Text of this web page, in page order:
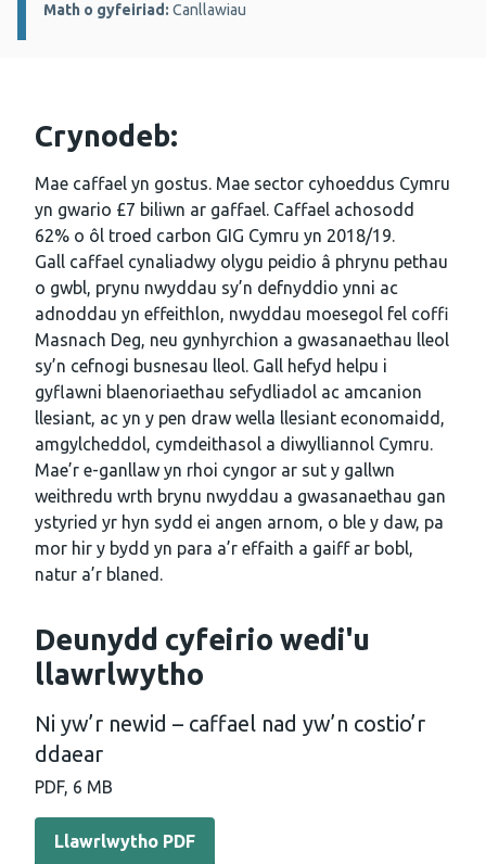
Math o gyfeiriad: Canllawiau
Crynodeb:
Mae caffael yn gostus. Mae sector cyhoeddus Cymru
yn gwario £7 biliwn ar gaffael. Caffael achosodd
62% o ôl troed carbon GIG Cymru yn 2018/19.
Gall caffael cynaliadwy olygu peidio â phrynu pethau
o gwbl, prynu nwyddau sy’n defnyddio ynni ac
adnoddau yn effeithlon, nwyddau moesegol fel coffi
Masnach Deg, neu gynhyrchion a gwasanaethau lleol
sy’n cefnogi busnesau lleol. Gall hefyd helpu i
gyflawni blaenoriaethau sefydliadol ac amcanion
llesiant, ac yn y pen draw wella llesiant economaidd,
amgylcheddol, cymdeithasol a diwylliannol Cymru.
Mae’r e-ganllaw yn rhoi cyngor ar sut y gallwn
weithredu wrth brynu nwyddau a gwasanaethau gan
ystyried yr hyn sydd ei angen arnom, o ble y daw, pa
mor hir y bydd yn para a’r effaith a gaiff ar bobl,
natur a’r blaned.
Deunydd cyfeirio wedi'u
llawrlwytho
Ni yw’r newid – caffael nad yw’n costio’r
ddaear
PDF, 6 MB
Llawrlwytho PDF